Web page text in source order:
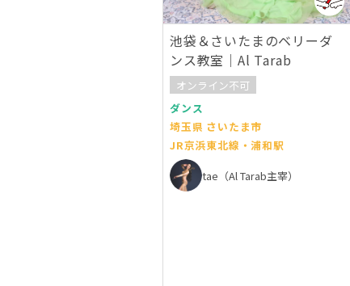
池袋＆さいたまのベリーダ
ンス教室｜Al Tarab
オンライン不可
ダンス
埼玉県 さいたま市
JR京浜東北線・浦和駅
tae（Al Tarab主宰）